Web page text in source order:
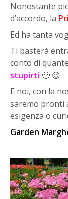
Nonostante
d’accordo, la
Ed ha tanta
Ti basterà
conto di quante
stupirti 🙂 😉
E noi, con la
saremo pronti
esigenza o
Garden